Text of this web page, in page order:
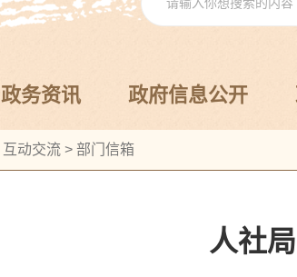
政务资讯 政府信息公开
互动交流 > 部门信箱
人社